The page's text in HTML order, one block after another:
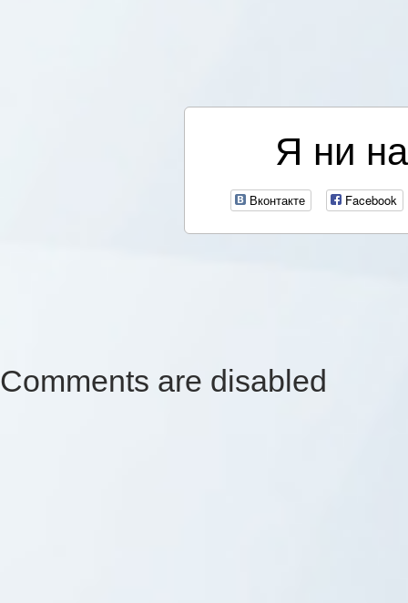
Я ни
Вконтакте Facebook
Comments are disabled